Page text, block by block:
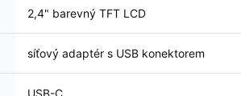
2,4" barevný TFT LCD
síťový adaptér s USB konektorem